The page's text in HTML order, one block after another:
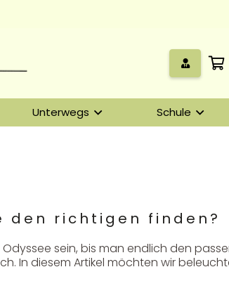
Unterwegs Schule
den richtigen finden?
sein, bis man endlich den
In diesem Artikel möchten wir